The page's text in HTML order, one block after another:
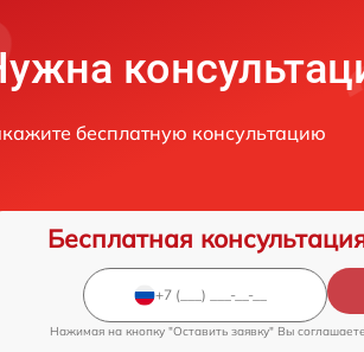
бесплатную консультацию
Бесплатная
Нажимая на кнопку "Оставить заявку" Вы